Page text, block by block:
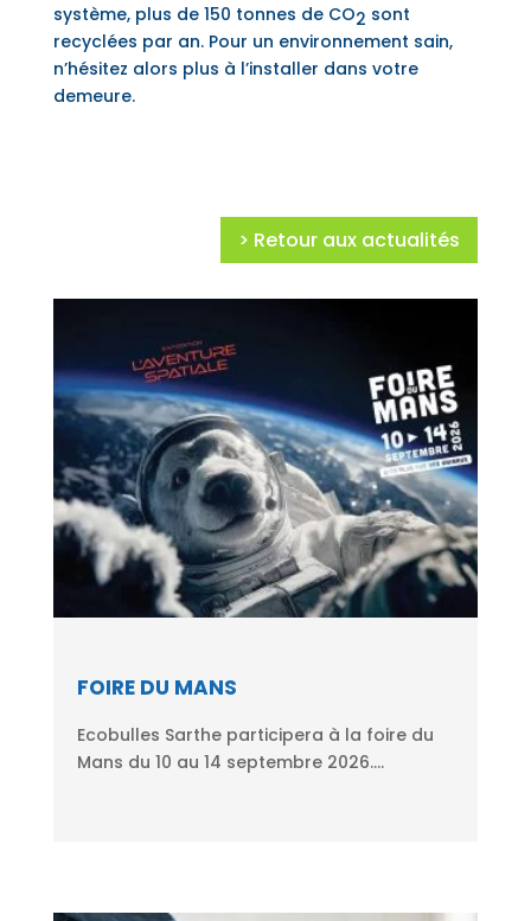
système, plus de 150 tonnes de CO2 sont
recyclées par an. Pour un environnement sain,
n’hésitez alors plus à l’installer dans votre
demeure.
> Retour aux actualités
FOIRE DU MANS
Ecobulles Sarthe participera à la foire du
Mans du 10 au 14 septembre 2026....